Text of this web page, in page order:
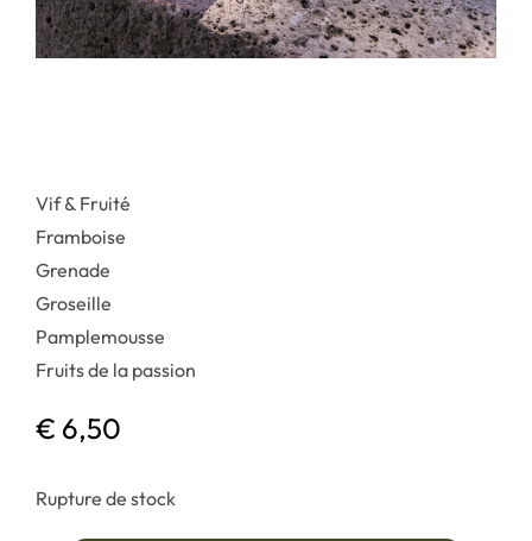
Vif & Fruité
Framboise
Grenade
Groseille
Pamplemousse
Fruits de la passion
€ 6,50
Rupture de stock